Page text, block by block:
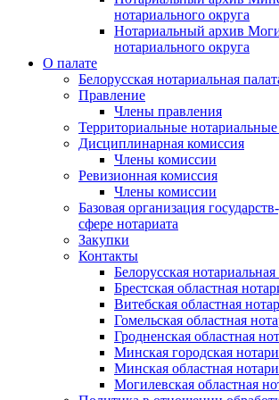
нотариального округа
Нотариальный архив
нотариального округа
О палате
Белорусская нотариальная
Правление
Члены правления
Территориальные
Дисциплинарная комиссия
Члены комиссии
Ревизионная комиссия
Члены комиссии
Базовая организация
сфере нотариата
Закупки
Контакты
Белорусская нотариальная
Брестская областная
Витебская областная
Гомельская областная
Гродненская областная
Минская городская
Минская областная
Могилевская областная